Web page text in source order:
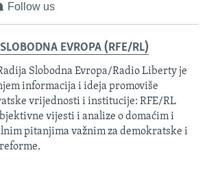
Follow us
EVROPA (RFE/RL)
Slobodna Evropa/Radio Liberty je
informacija i ideja promoviše
vrijednosti i institucije: RFE/RL
vijesti i analize o domaćim i
pitanjima važnim za demokratske i